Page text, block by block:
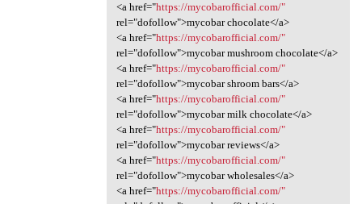
<a href="https://mycobarofficial.com/"
rel="dofollow">mycobar chocolate</a>
<a href="https://mycobarofficial.com/"
rel="dofollow">mycobar mushroom chocolate</a>
<a href="https://mycobarofficial.com/"
rel="dofollow">mycobar shroom bars</a>
<a href="https://mycobarofficial.com/"
rel="dofollow">mycobar milk chocolate</a>
<a href="https://mycobarofficial.com/"
rel="dofollow">mycobar reviews</a>
<a href="https://mycobarofficial.com/"
rel="dofollow">mycobar wholesales</a>
<a href="https://mycobarofficial.com/"